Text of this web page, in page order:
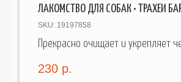
ЛАКОМСТВО ДЛЯ СОБАК • ТРАХЕИ
SKU: 19197858
Прекрасно очищает и укрепляет
230 р.